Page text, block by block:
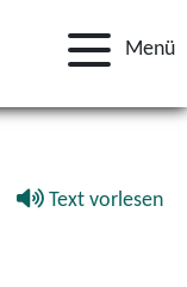
Menü
Text vorlesen